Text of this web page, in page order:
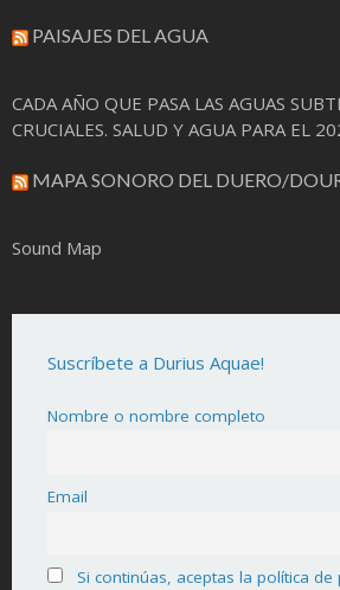
PAISAJES DEL AGUA
CADA AÑO QUE PASA LAS AGUAS
CRUCIALES. SALUD Y AGUA PARA EL
MAPA SONORO DEL DUERO/
Sound Map
Suscríbete a Durius Aquae!
Nombre o nombre completo
Email
Si continúas, aceptas la política de